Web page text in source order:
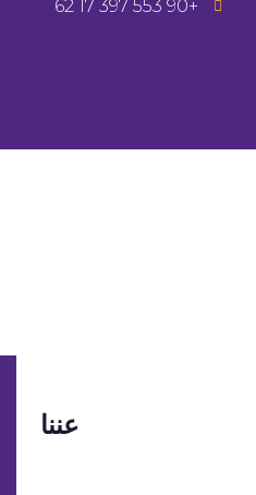
+90 553 397 17 62
عننا